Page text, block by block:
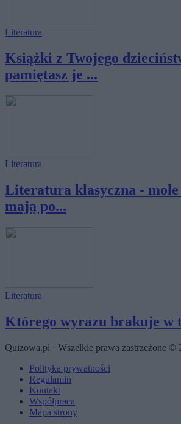
Literatura
Książki z Twojego
pamiętasz je ...
Literatura
Literatura klasyczna - mole
mają po...
Literatura
Którego wyrazu brakuje w
Quizowa.pl · Wszelkie prawa zastrzeżone ©
Polityka prywatności
Regulamin
Kontakt
Współpraca
Mapa strony